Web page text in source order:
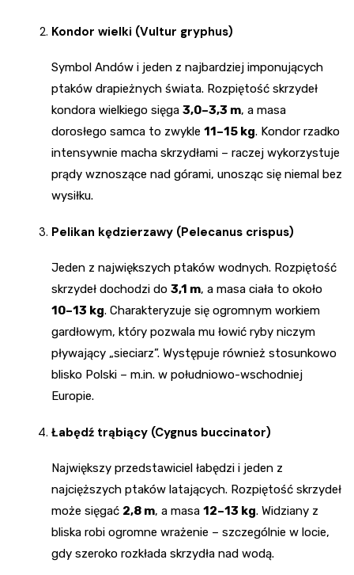
Kondor wielki (Vultur gryphus)
Symbol Andów i jeden z najbardziej imponujących
ptaków drapieżnych świata. Rozpiętość skrzydeł
kondora wielkiego sięga 3,0–3,3 m, a masa
dorosłego samca to zwykle 11–15 kg. Kondor rzadko
intensywnie macha skrzydłami – raczej wykorzystuje
prądy wznoszące nad górami, unosząc się niemal bez
wysiłku.
Pelikan kędzierzawy (Pelecanus crispus)
Jeden z największych ptaków wodnych. Rozpiętość
skrzydeł dochodzi do 3,1 m, a masa ciała to około
10–13 kg. Charakteryzuje się ogromnym workiem
gardłowym, który pozwala mu łowić ryby niczym
pływający „sieciarz”. Występuje również stosunkowo
blisko Polski – m.in. w południowo-wschodniej
Europie.
Łabędź trąbiący (Cygnus buccinator)
Największy przedstawiciel łabędzi i jeden z
najcięższych ptaków latających. Rozpiętość skrzydeł
może sięgać 2,8 m, a masa 12–13 kg. Widziany z
bliska robi ogromne wrażenie – szczególnie w locie,
gdy szeroko rozkłada skrzydła nad wodą.